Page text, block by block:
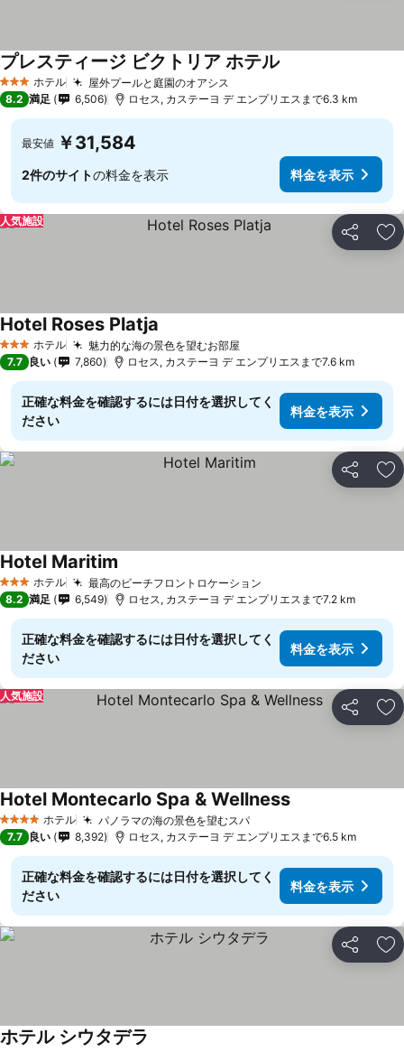
3 ホテルのランク
ホテル 屋外プールと庭園のオアシス
プレスティージ ビクトリア ホテル
8.2 満足 6,506 ロセス, カステーヨ デ エンプリエスまで6.3 km
最安値 ￥31,584
2件のサイトの料金を表示 料金を表示
シェア お
人気施設
3 ホテルのランク
ホテル 魅力的な海の景色を望むお部屋
Hotel Roses Platja
7.7 良い 7,860 ロセス, カステーヨ デ エンプリエスまで7.6 km
正確な料金を確認するには日付を選択してく
ださい
料金を表示
シェア お
3 ホテルのランク
ホテル 最高のビーチフロントロケーション
Hotel Maritim
8.2 満足 6,549 ロセス, カステーヨ デ エンプリエスまで7.2 km
正確な料金を確認するには日付を選択してく
ださい
料金を表示
シェア お
人気施設
4 ホテルのランク
ホテル パノラマの海の景色を望むスパ
Hotel Montecarlo Spa & Wellness
7.7 良い 8,392 ロセス, カステーヨ デ エンプリエスまで6.5 km
正確な料金を確認するには日付を選択してく
ださい
料金を表示
シェア お
ホテル シウタデラ